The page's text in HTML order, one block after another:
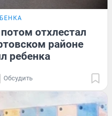
отхлестал
районе
ребенка
Обсудить